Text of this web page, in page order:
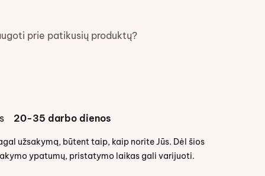
prie patikusių produktų?
20-35 darbo dienos
užsakymą, būtent taip, kaip norite Jūs. Dėl šios
ypatumų, pristatymo laikas gali varijuoti.